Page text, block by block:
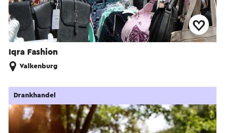
Iqra Fashion
Valkenburg
Drankhandel